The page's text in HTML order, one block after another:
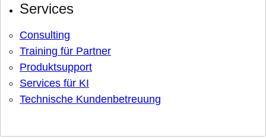
Services
Consulting
Training für Partner
Produktsupport
Services für KI
Technische Kundenbetreuung